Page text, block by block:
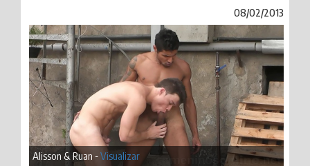
08/02/2013
Alisson & Ruan -Visualizar